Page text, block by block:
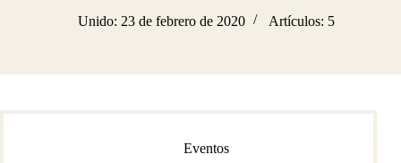
Unido: 23 de febrero de 2020 Artículos: 5
Eventos